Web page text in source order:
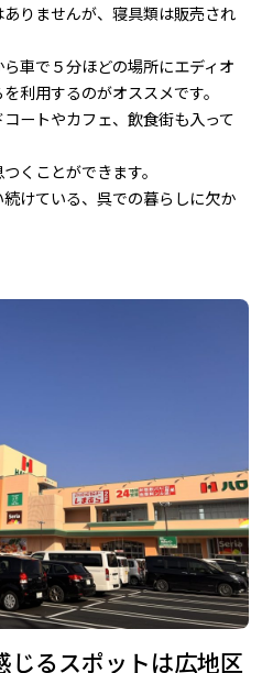
りませんが、寝具類は販売され
車で５分ほどの場所にエディオ
利用するのがオススメです。
ートやカフェ、飲食街も入って
くことができます。
けている、呉での暮らしに欠か
じるスポットは広地区